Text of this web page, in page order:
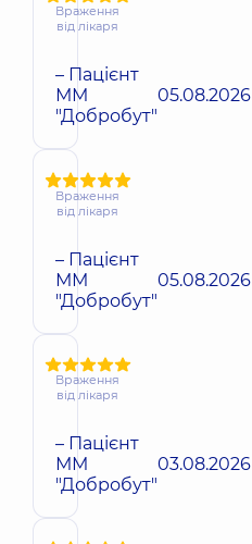
Враження
від лікаря
– Пацієнт
ММ
"Добробут"
05.08.2026
Враження
від лікаря
– Пацієнт
ММ
"Добробут"
05.08.2026
Враження
від лікаря
– Пацієнт
ММ
"Добробут"
03.08.2026